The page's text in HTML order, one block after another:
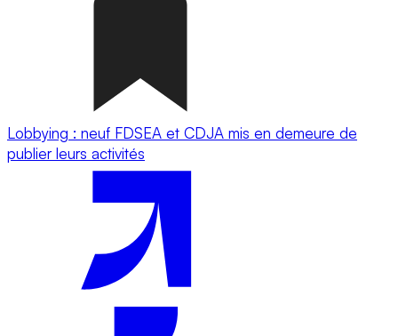
Lobbying : neuf FDSEA et CDJA mis en demeure de
publier leurs activités